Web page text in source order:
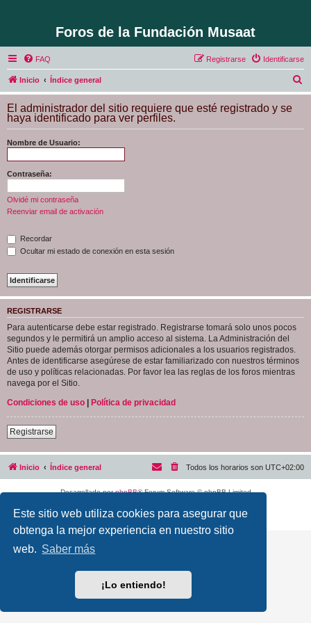
Este sitio web utiliza cookies para asegurar que
obtenga la mejor experiencia en nuestro sitio
web. Saber más
¡Lo entiendo!
Foros de la Fundación Musaat
FAQ Identificarse
Registrarse
Inicio Índice general
u
c
El administrador del sitio requiere que esté registrado y se
haya identificado para ver perfiles.
Nombre de Usuario:
Contraseña:
Olvidé mi contraseña
Reenviar email de activación
Recordar
Ocultar mi estado de conexión en esta sesión
REGISTRARSE
Para autenticarse debe estar registrado. Registrarse tomará solo unos pocos
segundos y le permitirá un amplio acceso al sistema. La Administración del
Sitio puede además otorgar permisos adicionales a los usuarios registrados.
Antes de identificarse asegúrese de estar familiarizado con nuestros términos
de uso y políticas relacionadas. Por favor lea las reglas de los foros mientras
navega por el Sitio.
Condiciones de uso | Política de privacidad
Registrarse
Inicio Índice general Todos los horarios son UTC+02:00
Desarrollado porphpBB® Forum Software © phpBB Limited
Privacidad| Condiciones